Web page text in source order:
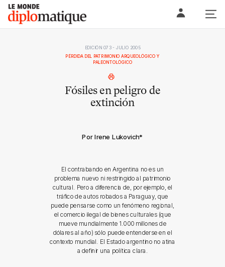
Skip
content
Le monde diplomatique
EDICIÓN 073 - JULIO 2005
PÉRDIDA DEL PATRIMONIO ARQUEOLÓGICO Y
PALEONTOLÓGICO
Fósiles en peligro de
extinción
Por Irene Lukovich*
El contrabando en Argentina no es un
problema nuevo ni restringido al patrimonio
cultural. Pero a diferencia de, por ejemplo, el
tráfico de autos robados a Paraguay, que
puede pensarse como un fenómeno regional,
el comercio ilegal de bienes culturales (que
mueve mundialmente 1.000 millones de
dólares al año) sólo puede entenderse en el
contexto mundial. El Estado argentino no atina
a definir una política clara.